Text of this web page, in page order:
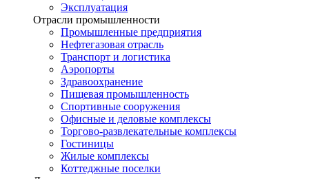
Эксплуатация
Отрасли промышленности
Промышленные предприятия
Нефтегазовая отрасль
Транспорт и логистика
Аэропорты
Здравоохранение
Пищевая промышленность
Спортивные сооружения
Офисные и деловые комплексы
Торгово-развлекательные комплексы
Гостиницы
Жилые комплексы
Коттеджные поселки